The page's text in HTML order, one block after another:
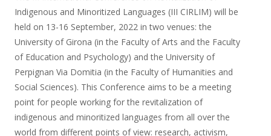
Indigenous and Minoritized Languages (III CIRLIM) will be
held on 13-16 September, 2022 in two venues: the
University of Girona (in the Faculty of Arts and the Faculty
of Education and Psychology) and the University of
Perpignan Via Domitia (in the Faculty of Humanities and
Social Sciences). This Conference aims to be a meeting
point for people working for the revitalization of
indigenous and minoritized languages from all over the
world from different points of view: research, activism,